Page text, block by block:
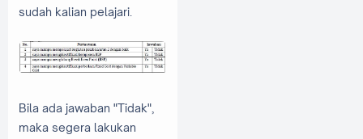
sudah kalian pelajari.
Bila ada jawaban "Tidak",
maka segera lakukan